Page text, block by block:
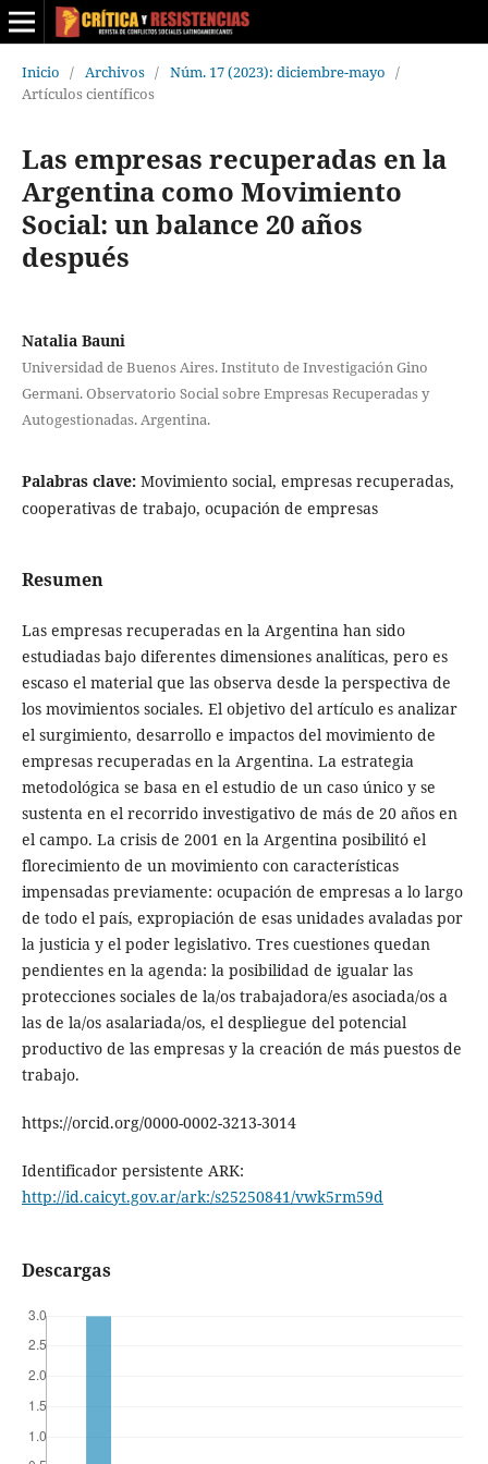
Inicio / Archivos / Núm. 17 (2023): diciembre-mayo /
Artículos científicos
Las empresas recuperadas en la
Argentina como Movimiento
Social: un balance 20 años
después
Natalia Bauni
Universidad de Buenos Aires. Instituto de Investigación Gino
Germani. Observatorio Social sobre Empresas Recuperadas y
Autogestionadas. Argentina.
Palabras clave: Movimiento social, empresas recuperadas,
cooperativas de trabajo, ocupación de empresas
Resumen
Las empresas recuperadas en la Argentina han sido
estudiadas bajo diferentes dimensiones analíticas, pero es
escaso el material que las observa desde la perspectiva de
los movimientos sociales. El objetivo del artículo es analizar
el surgimiento, desarrollo e impactos del movimiento de
empresas recuperadas en la Argentina. La estrategia
metodológica se basa en el estudio de un caso único y se
sustenta en el recorrido investigativo de más de 20 años en
el campo. La crisis de 2001 en la Argentina posibilitó el
florecimiento de un movimiento con características
impensadas previamente: ocupación de empresas a lo largo
de todo el país, expropiación de esas unidades avaladas por
la justicia y el poder legislativo. Tres cuestiones quedan
pendientes en la agenda: la posibilidad de igualar las
protecciones sociales de la/os trabajadora/es asociada/os a
las de la/os asalariada/os, el despliegue del potencial
productivo de las empresas y la creación de más puestos de
trabajo.
https://orcid.org/0000-0002-3213-3014
Identificador persistente ARK:
http://id.caicyt.gov.ar/ark:/s25250841/vwk5rm59d
Descargas